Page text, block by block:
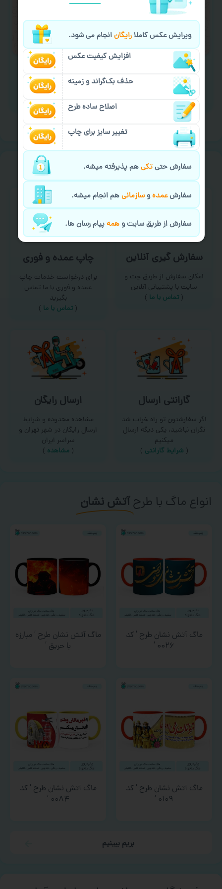
لازم را انجام دهید.
ایمیل جهت ثبت یا پیگیری سفارش:
aks4chap.com@gmail.com
خیالت راحت ازسفارش گیری
سفارش گیری آنلاین
امکان سفارش از طریق چت و
سایت با پشتیبانی آنلاین
( تماس با ما‌ )
چاپ عمده و فوری
برای درخواست خدمات چاپ
عمده و فوری با ما تماس
بگیرید
( تماس با ما )
گارانتی ارسال
اگر سفارشتون تو راه خراب شد
نگران نباشید، یکی دیگه ارسال
میکنیم
( شرایط گارانتی )
ارسال رایگان
مشاهده محدوده و شرایط
ارسال رایگان در شهر تهران و
سراسر ایران
(مشاهده )
انواع ماگ با طرحآتش نشان
ماگ آتش نشان طرح ‘ کد
۰۰۲۶ ‘
ماگ آتش نشان طرح ‘ مبارزه
با حریق ‘
ماگ آتش نشان طرح ‘ کد
۰۱۰۹ ‘
ماگ آتش نشان طرح ‘ کد
۰۰۸۴ ‘
بریم ببینیم
ویرایش عکس کاملارایگانانجام می شود.
افزایش کیفیت عکس
حذف بک‌گراند و زمینه
اصلاح ساده طرح
تغییر سایز برای چاپ
سفارش حتیتکیهم پذیرفته میشه.
سفارشعمدهوسازمانیهم انجام میشه.
سفارش از طریق سایت وهمهپیام رسان ها.